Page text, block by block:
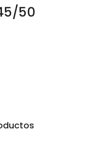
50